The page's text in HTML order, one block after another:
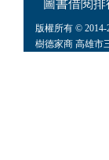
圖書借閱排
版權所有 © 2014-
樹德家商 高雄市